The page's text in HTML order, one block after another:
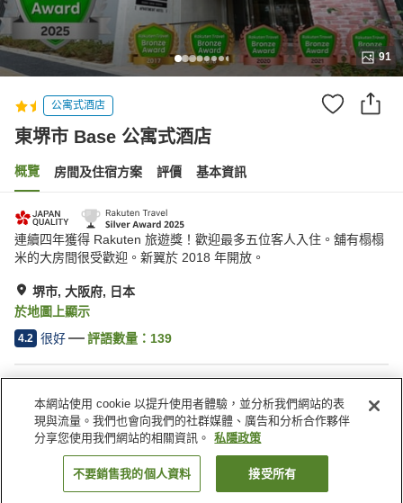
91
公寓式酒店
東堺市 Base 公寓式酒店
概覽 房間及住宿方案 評價 基本資訊
連續四年獲得 Rakuten 旅遊獎！歡迎最多五位客人入住。舖有榻榻
米的大房間很受歡迎。新翼於 2018 年開放。
堺市, 大阪府, 日本
於地圖上顯示
4.2 很好 評語數量： 139
Wi-Fi
指定吸煙區
共用微波爐
送遞服務
日本 大阪府 堺市 東堺市 Base 公寓式酒店
找客房
本網站使用 cookie 以提升使用者體驗，並分析我們網站的表
現與流量。我們也會向我們的社群媒體、廣告和分析合作夥伴
分享您使用我們網站的相關資訊。
私隱政策
不要銷售我的個人資料 接受所有